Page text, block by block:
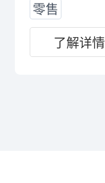
零售
了解详情